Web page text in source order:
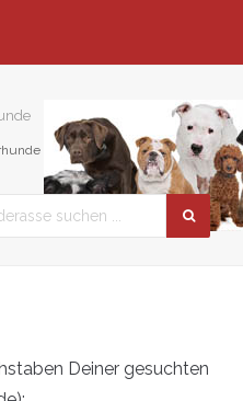
Deiner gesuchten